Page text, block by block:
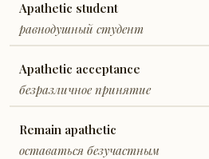
Apathetic student
равнодушный студент
Apathetic acceptance
безразличное принятие
Remain apathetic
оставаться безучастным